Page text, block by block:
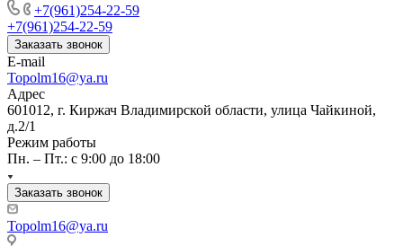
+7(961)254-22-59
+7(961)254-22-59
Заказать звонок
E-mail
Topolm16@ya.ru
Адрес
601012, г. Киржач Владимирской области, улица Чайкиной,
д.2/1
Режим работы
Пн. – Пт.: с 9:00 до 18:00
Заказать звонок
Topolm16@ya.ru